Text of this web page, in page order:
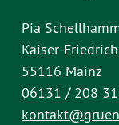
Pia
Kaiser-
55116 Mainz
06131 / 208